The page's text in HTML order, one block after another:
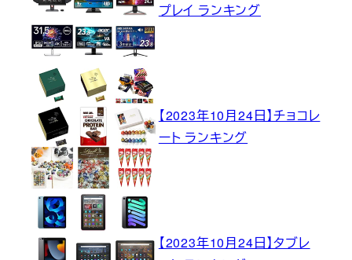
プレイ ランキング
【2023年10月24日】チョコレ
ート ランキング
【2023年10月24日】タブレ